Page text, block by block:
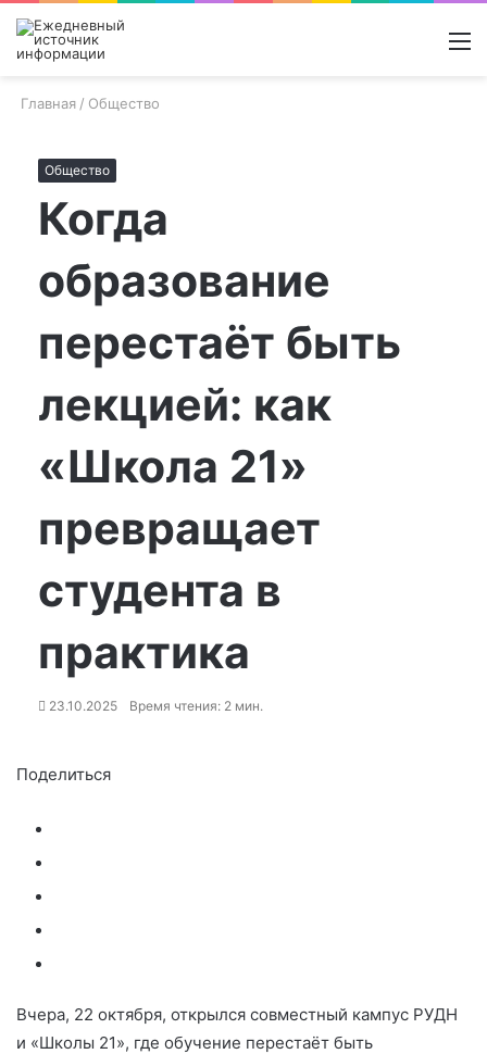
Поиск
Switch
Главная / Общество
Общество
Когда
образование
перестаёт быть
лекцией: как
«Школа 21»
превращает
студента в
практика
23.10.2025 Время чтения: 2 мин.
Поделиться
Вчера, 22 октября, открылся совместный кампус РУДН
и «Школы 21», где обучение перестаёт быть